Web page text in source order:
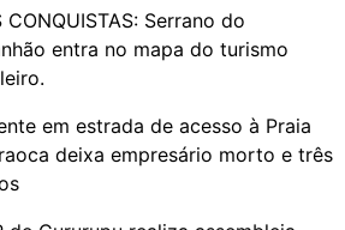
CONQUISTAS: Serrano do
entra no mapa do turismo
em estrada de acesso à Praia
deixa empresário morto e três